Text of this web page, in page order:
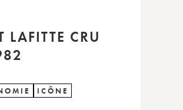
LAFITTE CRU
ICÔNE